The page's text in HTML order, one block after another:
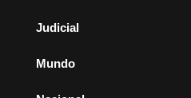
Judicial
Mundo